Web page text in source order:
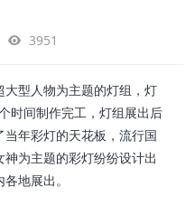
3951
型人物为主题的灯组，灯
时间制作完工，灯组展出后
年彩灯的天花板，流行国
为主题的彩灯纷纷设计出
地展出。